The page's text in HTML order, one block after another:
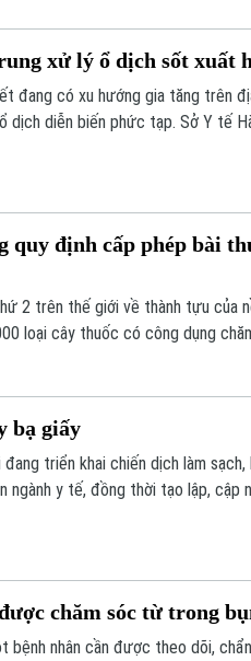
xử lý ổ dịch sốt xuất
đang có xu hướng gia tăng trên
dịch diễn biến phức tạp. Sở Y tế
quy định cấp phép bài
2 trên thế giới về thành tựu của
loại cây thuốc có công dụng
quý chưa thể được nhân rộng
bạ giấy
đang triển khai chiến dịch làm sạch,
ngành y tế, đồng thời tạo lập, cập
chăm sóc từ trong
bệnh nhân cần được theo dõi,